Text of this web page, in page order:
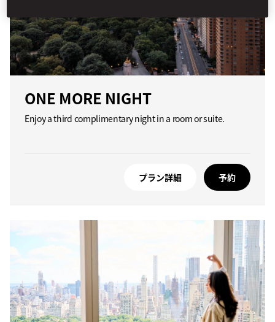
ONE MORE NIGHT
Enjoy a third complimentary night in a room or suite.
プラン詳細 予約